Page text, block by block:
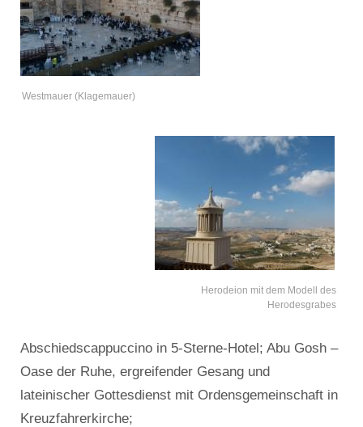
Westmauer (Klagemauer)
Herodeion mit dem Modell des
Herodesgrabes
Abschiedscappuccino in 5-Sterne-Hotel; Abu Gosh –
Oase der Ruhe, ergreifender Gesang und
lateinischer Gottesdienst mit Ordensgemeinschaft in
Kreuzfahrerkirche;